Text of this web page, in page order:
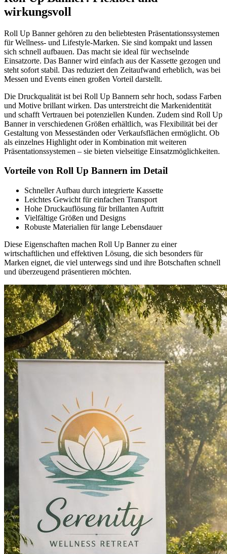
wirkungsvoll
Roll Up Banner gehören zu den beliebtesten Präsentationssystemen
für Wellness- und Lifestyle-Marken. Sie sind kompakt und lassen
sich schnell aufbauen. Das macht sie ideal für wechselnde
Einsatzorte. Das Banner wird einfach aus der Kassette gezogen und
steht sofort stabil. Das reduziert den Zeitaufwand erheblich, was bei
Messen und Events einen großen Vorteil darstellt.
Die Druckqualität ist bei Roll Up Bannern sehr hoch, sodass Farben
und Motive brillant wirken. Das unterstreicht die Markenidentität
und schafft Vertrauen bei potenziellen Kunden. Zudem sind Roll Up
Banner in verschiedenen Größen erhältlich, was Flexibilität bei der
Gestaltung von Messeständen oder Verkaufsflächen ermöglicht. Ob
als einzelnes Highlight oder in Kombination mit weiteren
Präsentationssystemen – sie bieten vielseitige Einsatzmöglichkeiten.
Vorteile von Roll Up Bannern im Detail
Schneller Aufbau durch integrierte Kassette
Leichtes Gewicht für einfachen Transport
Hohe Druckauflösung für brillanten Auftritt
Vielfältige Größen und Designs
Robuste Materialien für lange Lebensdauer
Diese Eigenschaften machen Roll Up Banner zu einer
wirtschaftlichen und effektiven Lösung, die sich besonders für
Marken eignet, die viel unterwegs sind und ihre Botschaften schnell
und überzeugend präsentieren möchten.